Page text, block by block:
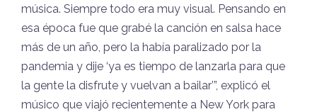
música. Siempre todo era muy visual. Pensando en
esa época fue que grabé la canción en salsa hace
más de un año, pero la había paralizado por la
pandemia y dije ‘ya es tiempo de lanzarla para que
la gente la disfrute y vuelvan a bailar’”, explicó el
músico que viajó recientemente a New York para